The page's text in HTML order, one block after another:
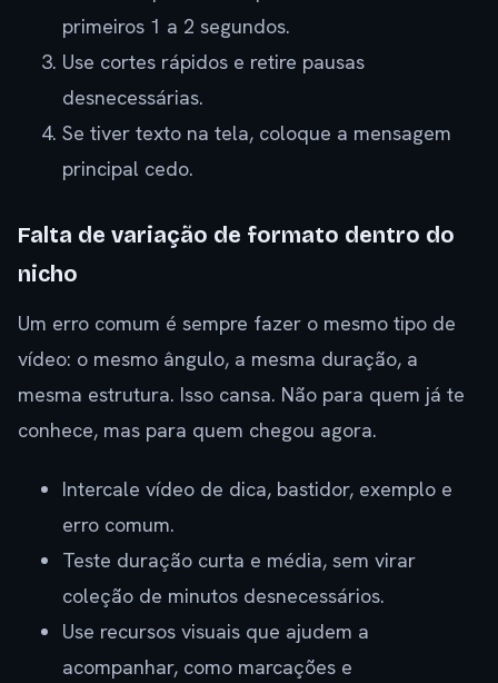
primeiros 1 a 2 segundos.
Use cortes rápidos e retire pausas
desnecessárias.
Se tiver texto na tela, coloque a mensagem
principal cedo.
Falta de variação de formato dentro do
nicho
Um erro comum é sempre fazer o mesmo tipo de
vídeo: o mesmo ângulo, a mesma duração, a
mesma estrutura. Isso cansa. Não para quem já te
conhece, mas para quem chegou agora.
Intercale vídeo de dica, bastidor, exemplo e
erro comum.
Teste duração curta e média, sem virar
coleção de minutos desnecessários.
Use recursos visuais que ajudem a
acompanhar, como marcações e